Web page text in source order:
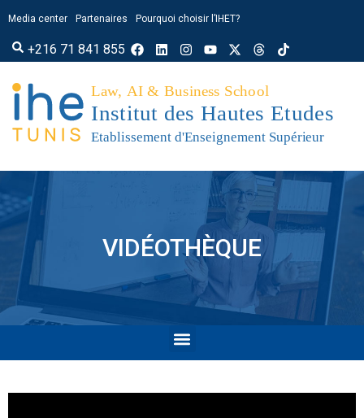
Media center Partenaires Pourquoi choisir l’IHET?
+216 71 841 855
VIDÉOTHÈQUE